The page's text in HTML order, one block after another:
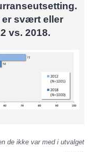
er svært eller
vs. 2018.
de ikke var med i utvalget